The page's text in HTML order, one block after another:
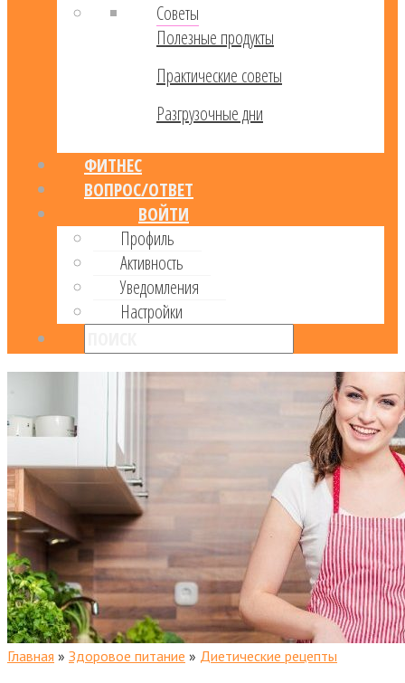
Советы
Полезные продукты
Практические советы
Разгрузочные дни
ФИТНЕС
ВОПРОС/ОТВЕТ
ВОЙТИ
Профиль
Активность
Уведомления
Настройки
Главная » Здоровое питание » Диетические рецепты